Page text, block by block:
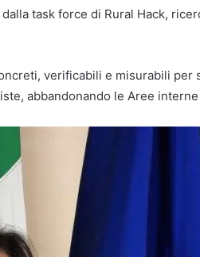
task force di Rural Hack,
verificabili e misurabili per
abbandonando le Aree